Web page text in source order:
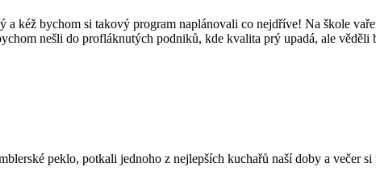
kéž bychom si takový program naplánovali co nejdříve! Na škole
nešli do profláknutých podniků, kde kvalita prý upadá, ale
peklo, potkali jednoho z nejlepších kuchařů naší doby a večer